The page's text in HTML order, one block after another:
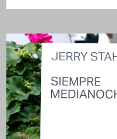
ESCRIBANO